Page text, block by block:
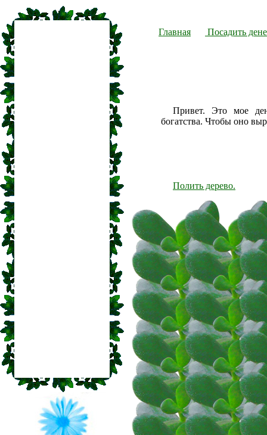
Главная Посадить
Привет. Это мое
богатства. Чтобы оно
Полить дерево.